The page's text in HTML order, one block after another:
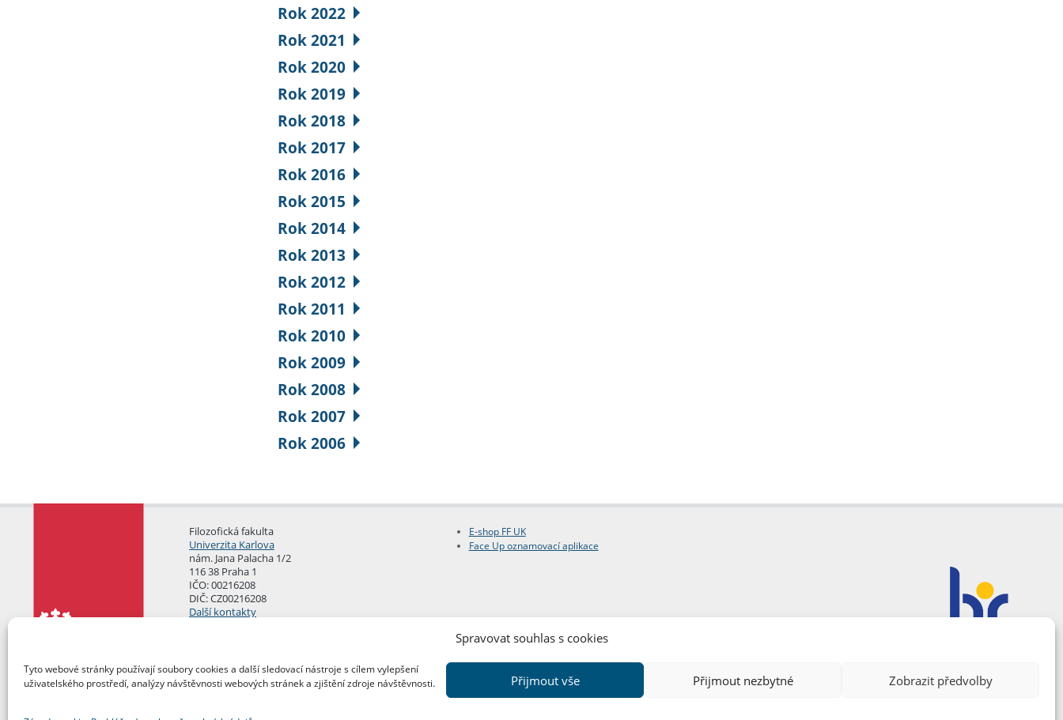
Spravovat souhlas s cookies
Tyto webové stránky používají soubory cookies a další sledovací nástroje s cílem vylepšení
uživatelského prostředí, analýzy návštěvnosti webových stránek a zjištění zdroje návštěvnosti.
Přijmout vše Přijmout nezbytné Zobrazit předvolby
Rok 2022
Rok 2021
Rok 2020
Rok 2019
Rok 2018
Rok 2017
Rok 2016
Rok 2015
Rok 2014
Rok 2013
Rok 2012
Rok 2011
Rok 2010
Rok 2009
Rok 2008
Rok 2007
Rok 2006
Filozofická fakulta
Univerzita Karlova
nám. Jana Palacha 1/2
116 38 Praha 1
IČO: 00216208
DIČ: CZ00216208
Další kontakty
E-shop FF UK
Face Up oznamovací aplikace